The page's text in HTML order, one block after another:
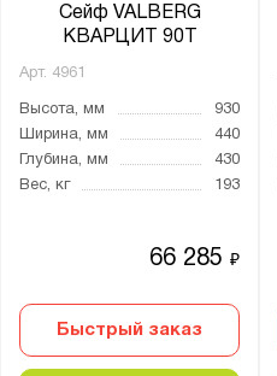
Сейф VALBERG
КВАРЦИТ 90Т
Арт. 4961
Высота, мм
930
Ширина, мм
440
Глубина, мм
430
Вес, кг
193
66 285₽
Быстрый заказ